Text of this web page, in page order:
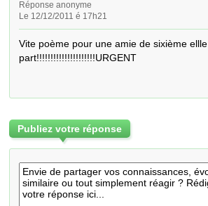
Réponse anonyme
Le 12/12/2011 é 17h21
Vite poème pour une amie de sixième ellle
part!!!!!!!!!!!!!!!!!!!!!URGENT
Publiez votre réponse